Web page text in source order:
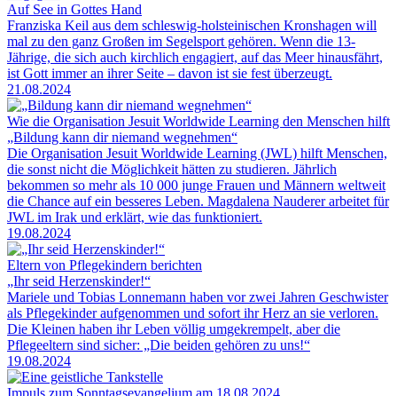
Auf See in Gottes Hand
Franziska Keil aus dem schleswig-holsteinischen Kronshagen will
mal zu den ganz Großen im Segelsport gehören. Wenn die 13-
Jährige, die sich auch kirchlich engagiert, auf das Meer hinausfährt,
ist Gott immer an ihrer Seite – davon ist sie fest überzeugt.
21.08.2024
Wie die Organisation Jesuit Worldwide Learning den Menschen hilft
„Bildung kann dir niemand wegnehmen“
Die Organisation Jesuit Worldwide Learning (JWL) hilft Menschen,
die sonst nicht die Möglichkeit hätten zu studieren. Jährlich
bekommen so mehr als 10 000 junge Frauen und Männern weltweit
die Chance auf ein besseres Leben. Magdalena Nauderer arbeitet für
JWL im Irak und erklärt, wie das funktioniert.
19.08.2024
Eltern von Pflegekindern berichten
„Ihr seid Herzenskinder!“
Mariele und Tobias Lonnemann haben vor zwei Jahren Geschwister
als Pflegekinder aufgenommen und sofort ihr Herz an sie verloren.
Die Kleinen haben ihr Leben völlig umgekrempelt, aber die
Pflegeeltern sind sicher: „Die beiden gehören zu uns!“
19.08.2024